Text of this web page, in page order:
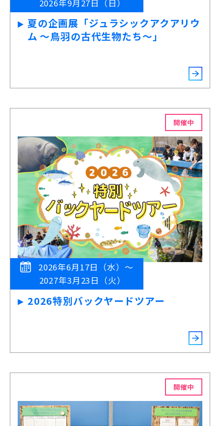
2026年9月27日（日）
夏の企画展「ジュラシックアクアリウ
ム ～鳥羽の古代生物たち～」
2026年6月17日（水）～
2027年3月23日（火）
2026特別バックヤードツアー
開催中
開催中